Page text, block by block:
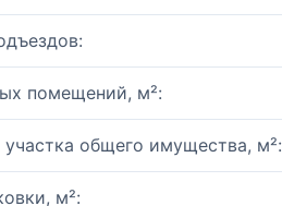
помещений, м²:
общего имущества, м²:
м²: